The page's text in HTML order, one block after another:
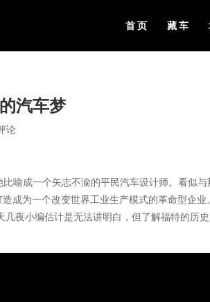
首页 藏车
汽车梦
论
喻成一个矢志不渝的平民汽车设计师。看似
成为一个改变世界工业生产模式的革命型企
夜小编估计是无法讲明白，但了解福特的历